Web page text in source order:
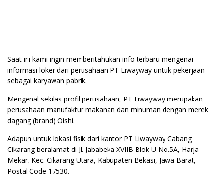
Saat ini kami ingin memberitahukan info terbaru mengenai
informasi loker dari perusahaan PT Liwayway untuk pekerjaan
sebagai karyawan pabrik.
Mengenal sekilas profil perusahaan, PT Liwayway merupakan
perusahaan manufaktur makanan dan minuman dengan merek
dagang (brand) Oishi.
Adapun untuk lokasi fisik dari kantor PT Liwayway Cabang
Cikarang beralamat di Jl. Jababeka XVIIB Blok U No.5A, Harja
Mekar, Kec. Cikarang Utara, Kabupaten Bekasi, Jawa Barat,
Postal Code 17530.